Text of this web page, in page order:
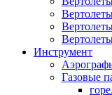
Инструмент
Газовые